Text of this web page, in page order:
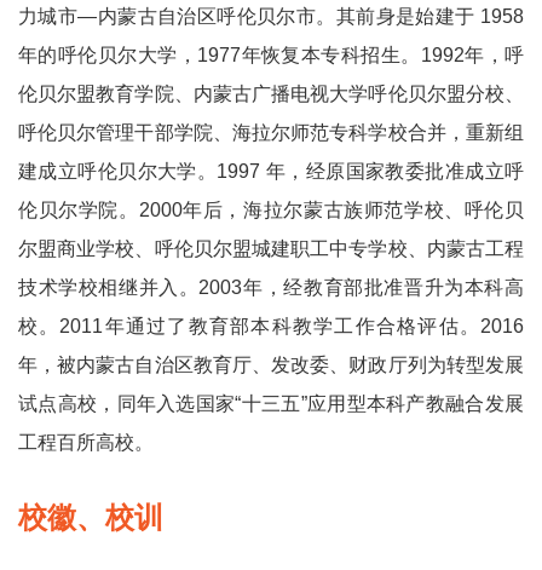
力城市—内蒙古自治区呼伦贝尔市。其前身是始建于 1958
年的呼伦贝尔大学，1977年恢复本专科招生。1992年，呼
伦贝尔盟教育学院、内蒙古广播电视大学呼伦贝尔盟分校、
呼伦贝尔管理干部学院、海拉尔师范专科学校合并，重新组
建成立呼伦贝尔大学。1997 年，经原国家教委批准成立呼
伦贝尔学院。2000年后，海拉尔蒙古族师范学校、呼伦贝
尔盟商业学校、呼伦贝尔盟城建职工中专学校、内蒙古工程
技术学校相继并入。2003年，经教育部批准晋升为本科高
校。2011年通过了教育部本科教学工作合格评估。2016
年，被内蒙古自治区教育厅、发改委、财政厅列为转型发展
试点高校，同年入选国家“十三五”应用型本科产教融合发展
工程百所高校。
校徽、校训